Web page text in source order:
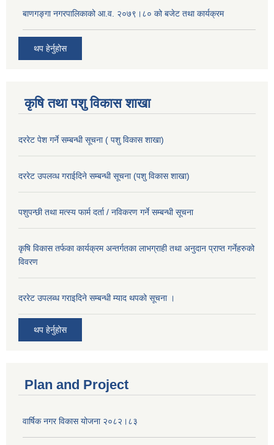
बाणगङ्गा नगरपालिकाको आ.व. २०७९।८० को बजेट तथा कार्यक्रम
थप हेर्नुहोस
कृषि तथा पशु विकास शाखा
दररेट पेश गर्ने सम्बन्धी सूचना ( पशु विकास शाखा)
दररेट उपलव्ध गराईदिने सम्बन्धी सूचना (पशु विकास शाखा)
पशुपन्छी तथा मत्स्य फार्म दर्ता / नविकरण गर्ने सम्बन्धी सूचना
कृषि विकास तर्फका कार्यक्रम अन्तर्गतका लाभग्राही तथा अनुदान प्राप्त गर्नेहरुको
विवरण
दररेट उपलब्ध गराइदिने सम्बन्धी म्याद थपको सूचना ।
थप हेर्नुहोस
Plan and Project
वार्षिक नगर विकास योजना २०८२।८३